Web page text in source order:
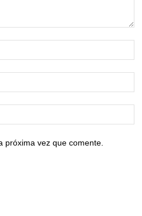
vez que comente.